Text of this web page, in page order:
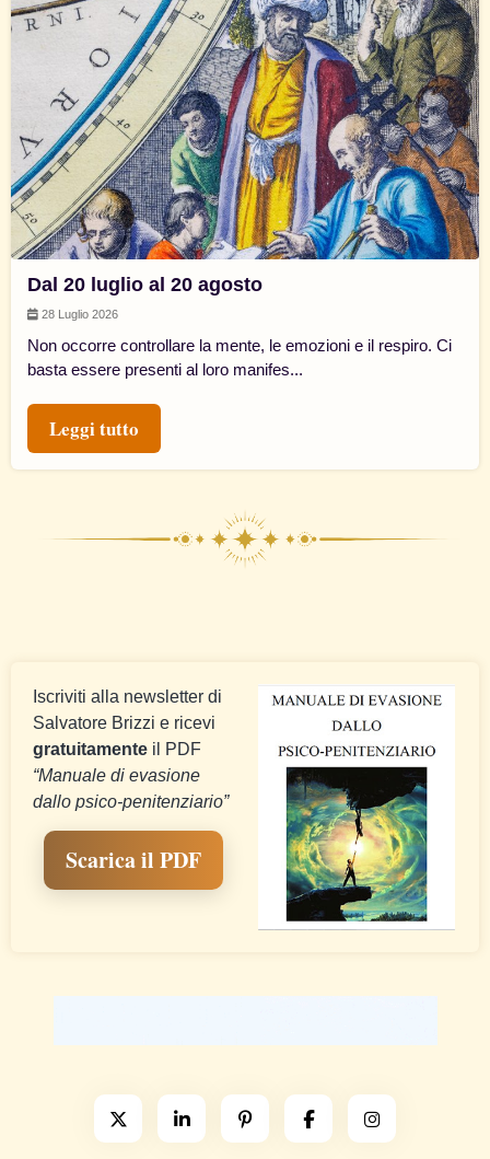
Dal 20 luglio al 20 agosto
28 Luglio 2026
Non occorre controllare la mente, le emozioni e il respiro. Ci
basta essere presenti al loro manifes...
Leggi tutto
Iscriviti alla newsletter di
Salvatore Brizzi e ricevi
gratuitamente il PDF
“Manuale di evasione
dallo psico-penitenziario”
Scarica il PDF